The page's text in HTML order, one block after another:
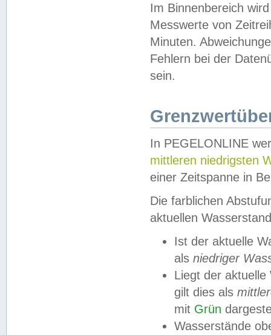
Im Binnenbereich
Messwerte von
Minuten.
Fehlern bei der
sein.
In PEGELONLINE
mittleren niedrigsten
einer Zeitspanne in
Die farblichen
aktuellen
Ist der aktuelle
als niedriger
Liegt der
gilt dies als
mit Grün
Wasserstände